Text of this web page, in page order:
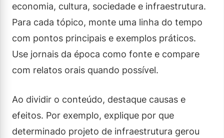
economia, cultura, sociedade e infraestrutura.
Para cada tópico, monte uma linha do tempo
com pontos principais e exemplos práticos.
Use jornais da época como fonte e compare
com relatos orais quando possível.
Ao dividir o conteúdo, destaque causas e
efeitos. Por exemplo, explique por que
determinado projeto de infraestrutura gerou